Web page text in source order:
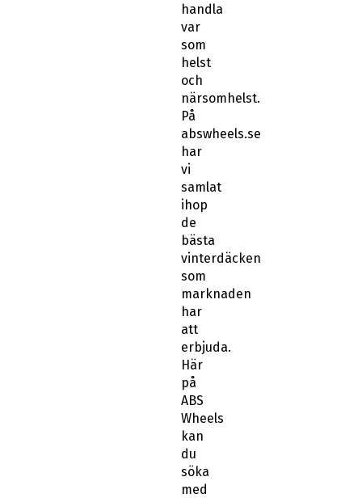
handla
var
som
helst
och
närsomhelst.
På
abswheels.se
har
vi
samlat
ihop
de
bästa
vinterdäcken
som
marknaden
har
att
erbjuda.
Här
på
ABS
Wheels
kan
du
söka
med